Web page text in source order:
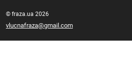
© fraza.ua 2026
vlucnafraza@gmail.com